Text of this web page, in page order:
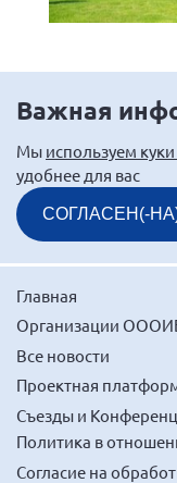
Важная
Мы используем куки
удобнее для вас
СОГЛАСЕН(-
Главная
Организации
Все новости
Проектная
Съезды и
Политика в
Согласие на